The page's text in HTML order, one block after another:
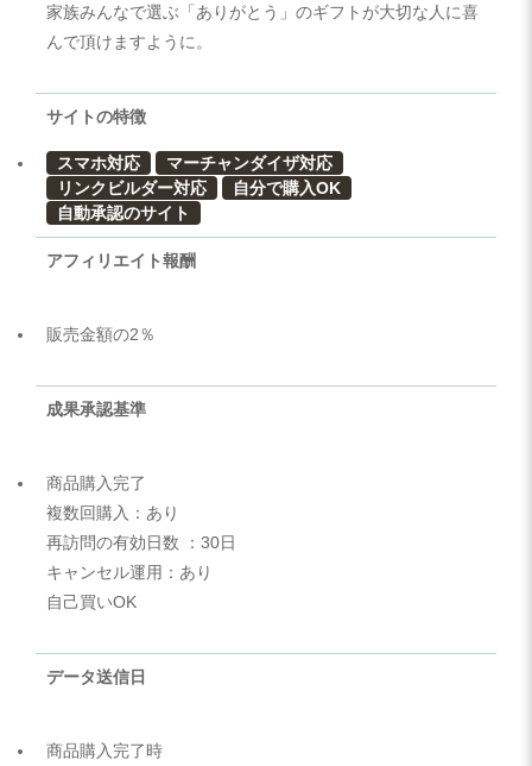
家族みんなで選ぶ「ありがとう」のギフトが大切な人に喜
んで頂けますように。
サイトの特徴
スマホ対応
マーチャンダイザ対応
リンクビルダー対応
自分で購入OK
自動承認のサイト
アフィリエイト報酬
販売金額の2％
成果承認基準
商品購入完了
複数回購入：あり
再訪問の有効日数 ：30日
キャンセル運用：あり
自己買いOK
データ送信日
商品購入完了時